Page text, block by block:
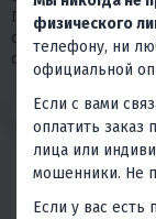
Просим пройти
серьезно, так как
основываться на
Имя: *
физического
телефону, ни
официальной
Если с вами
оплатить заказ
лица или
мошенники. Не
Если у вас